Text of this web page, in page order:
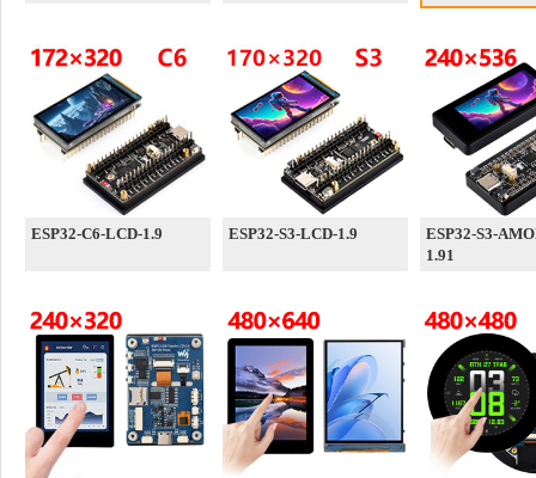
ESP32-C6-LCD-1.9 ESP32-S3-LCD-1.9
ESP32-S3-
1.91